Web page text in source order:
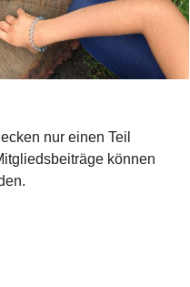
nur einen Teil
können